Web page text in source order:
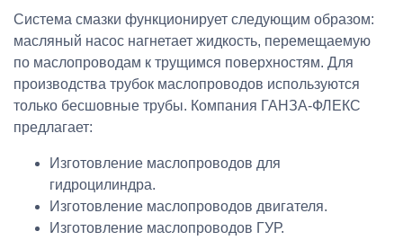
Система смазки функционирует следующим образом:
масляный насос нагнетает жидкость, перемещаемую
по маслопроводам к трущимся поверхностям. Для
производства трубок маслопроводов используются
только бесшовные трубы. Компания ГАНЗА-ФЛЕКС
предлагает:
Изготовление маслопроводов для
гидроцилиндра.
Изготовление маслопроводов двигателя.
Изготовление маслопроводов ГУР.